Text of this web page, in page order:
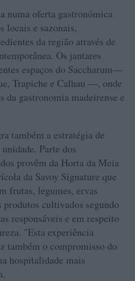
numa oferta gastronómica
locais e sazonais,
da região através de
Os jantares
espaços do Saccharum—
Trapiche e Calhau —, onde
da gastronomia madeirense e
também a estratégia de
Parte dos
provêm da Horta da Meia
da Savoy Signature que
frutas, legumes, ervas
produtos cultivados segundo
responsáveis e em respeito
"Esta experiência
também o compromisso do
hospitalidade mais